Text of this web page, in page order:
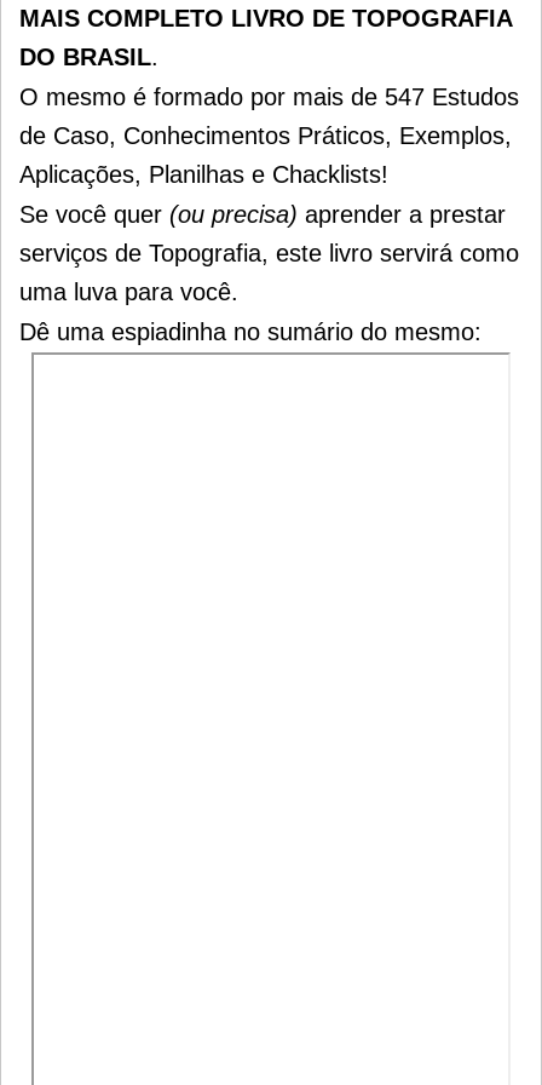
MAIS COMPLETO LIVRO DE TOPOGRAFIA
DO BRASIL.
O mesmo é formado por mais de 547 Estudos
de Caso, Conhecimentos Práticos, Exemplos,
Aplicações, Planilhas e Chacklists!
Se você quer (ou precisa) aprender a prestar
serviços de Topografia, este livro servirá como
uma luva para você.
Dê uma espiadinha no sumário do mesmo: